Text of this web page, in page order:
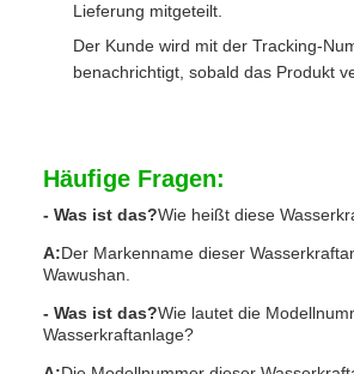
Lieferung mitgeteilt.
Der Kunde wird mit der Tracking-
benachrichtigt, sobald das Produkt
Häufige Fragen:
- Was ist das?Wie heißt diese
A:Der Markenname dieser
Wawushan.
- Was ist das?Wie lautet die
Wasserkraftanlage?